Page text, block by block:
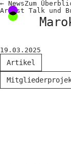
Neues
Das
← NewsZum
Artist Talk und
19.03.2025
Artikel